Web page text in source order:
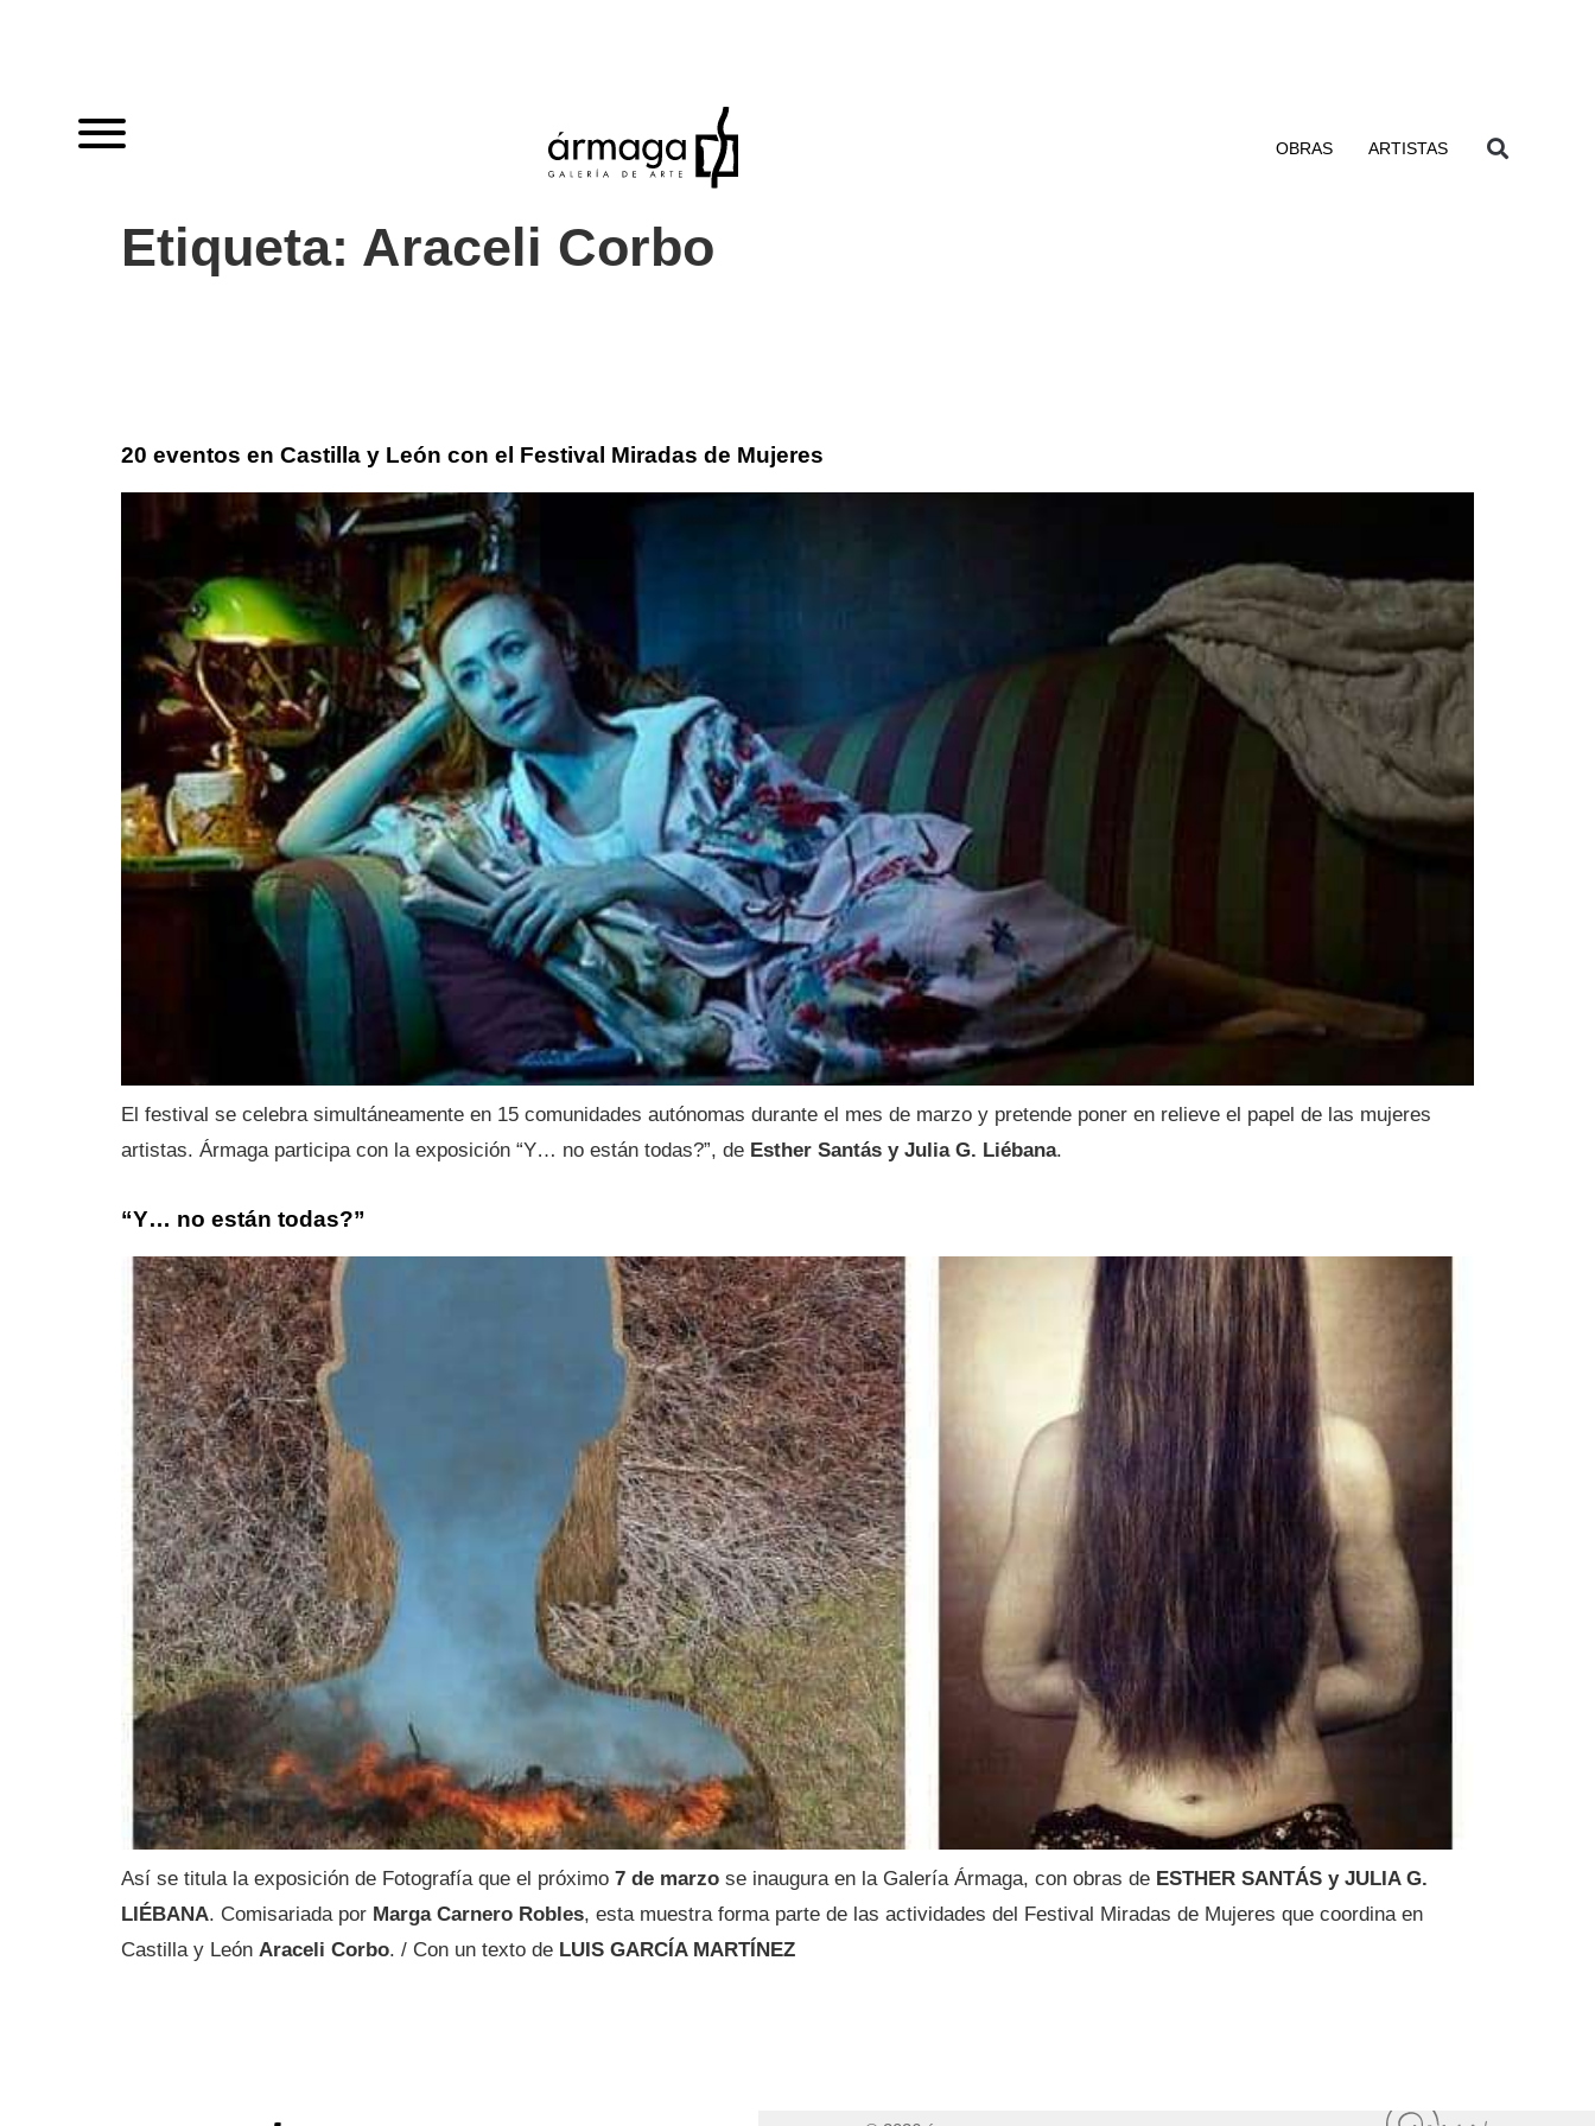
OBRAS ARTISTAS
Etiqueta: Araceli Corbo
20 eventos en Castilla y León con el Festival Miradas de Mujeres
El festival se celebra simultáneamente en 15 comunidades autónomas durante el mes de marzo y pretende poner en relieve el papel de las mujeres
artistas. Ármaga participa con la exposición “Y… no están todas?”, de Esther Santás y Julia G. Liébana.
“Y… no están todas?”
Así se titula la exposición de Fotografía que el próximo 7 de marzo se inaugura en la Galería Ármaga, con obras de ESTHER SANTÁS y JULIA G.
LIÉBANA. Comisariada por Marga Carnero Robles, esta muestra forma parte de las actividades del Festival Miradas de Mujeres que coordina en
Castilla y León Araceli Corbo. / Con un texto de LUIS GARCÍA MARTÍNEZ